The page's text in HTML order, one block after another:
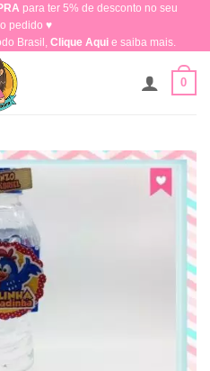
para ter 5% de desconto no seu
pedido ♥​
Brasil, Clique Aquie saiba mais.
0